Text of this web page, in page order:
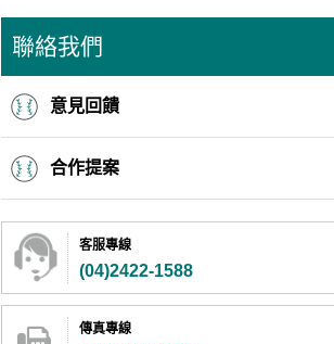
聯絡我們
意見回饋
合作提案
客服專線
(04)2422-1588
傳真專線